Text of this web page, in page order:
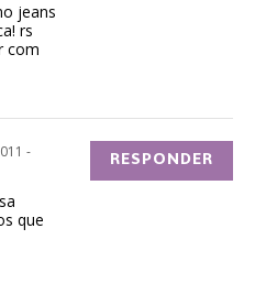
jeans
rs
com
-
que
RESPONDER